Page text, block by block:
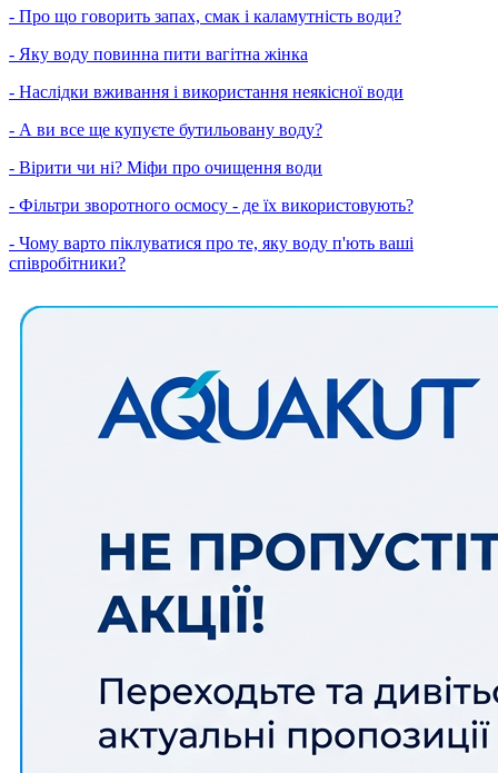
- Про що говорить запах, смак і каламутність води?
- Яку воду повинна пити вагітна жінка
- Наслідки вживання і використання неякісної води
- А ви все ще купуєте бутильовану воду?
- Вірити чи ні? Міфи про очищення води
- Фільтри зворотного осмосу - де їх використовують?
- Чому варто піклуватися про те, яку воду п'ють ваші
співробітники?